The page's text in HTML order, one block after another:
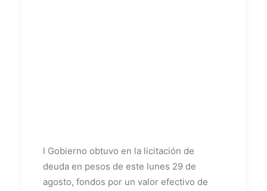
l Gobierno obtuvo en la licitación de
deuda en pesos de este lunes 29 de
agosto, fondos por un valor efectivo de